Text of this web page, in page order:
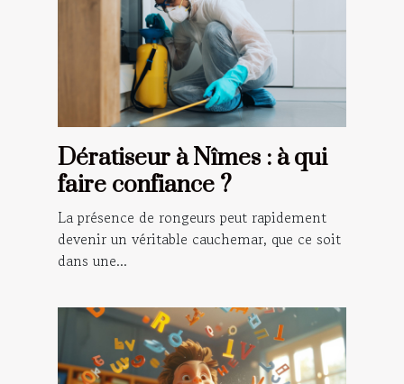
Dératiseur à Nîmes : à qui
faire confiance ?
La présence de rongeurs peut rapidement
devenir un véritable cauchemar, que ce soit
dans une...